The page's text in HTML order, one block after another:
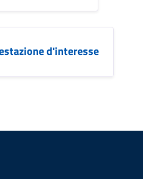
d'interesse